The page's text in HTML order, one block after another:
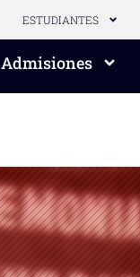
ESTUDIANTES
Admisiones